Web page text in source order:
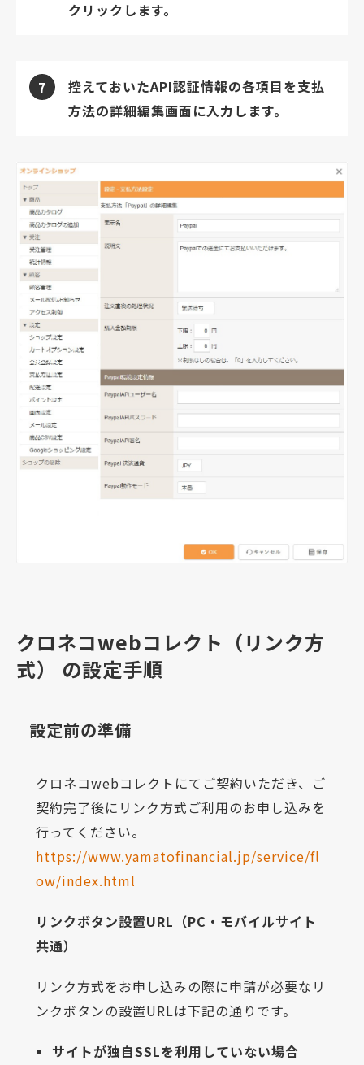
クリックします。
7
控えておいたAPI認証情報の各項目を支払
方法の詳細編集画面に入力します。
クロネコwebコレクト（リンク方
式） の設定手順
設定前の準備
クロネコwebコレクトにてご契約いただき、ご
契約完了後にリンク方式ご利用のお申し込みを
行ってください。
https://www.yamatofinancial.jp/service/fl
ow/index.html
リンクボタン設置URL（PC・モバイルサイト
共通）
リンク方式をお申し込みの際に申請が必要なリ
ンクボタンの設置URLは下記の通りです。
サイトが独自SSLを利用していない場合